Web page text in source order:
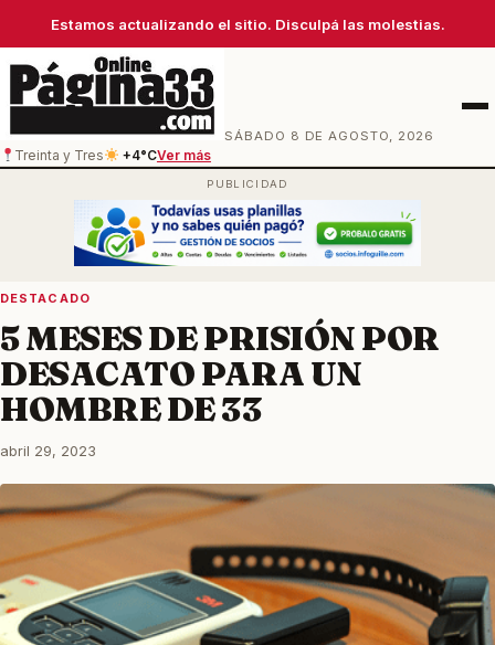
Estamos actualizando el sitio. Disculpá las molestias.
SÁBADO 8 DE AGOSTO, 2026
Treinta y Tres
+4°CVer más
Menú
DESTACADO
5 MESES DE PRISIÓN POR
DESACATO PARA UN
HOMBRE DE 33
abril 29, 2023